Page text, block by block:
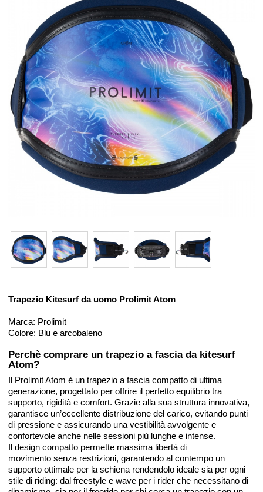
Trapezio Kitesurf da uomo Prolimit Atom
Marca: Prolimit
Colore: Blu e arcobaleno
Perchè comprare un trapezio a fascia da kitesurf
Atom?
Il Prolimit Atom è un trapezio a fascia compatto di ultima
generazione, progettato per offrire il perfetto equilibrio tra
supporto, rigidità e comfort. Grazie alla sua struttura innovativa,
garantisce un’eccellente distribuzione del carico, evitando punti
di pressione e assicurando una vestibilità avvolgente e
confortevole anche nelle sessioni più lunghe e intense.
Il design compatto permette massima libertà di
movimento senza restrizioni, garantendo al contempo un
supporto ottimale per la schiena rendendolo ideale sia per ogni
stile di riding: dal freestyle e wave per i rider che necessitano di